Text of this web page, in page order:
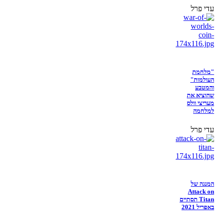
עדי פרל
"מלחמת
העולמות"
והמטבע
שהוציא את
מעריצי וולס
למלחמה
עדי פרל
המנגה של
Attack on
Titan תסתיים
באפריל 2021